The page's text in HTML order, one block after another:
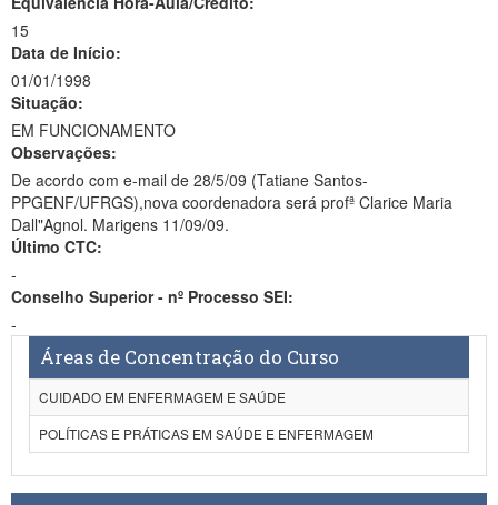
15
Data de Início:
01/01/1998
Situação:
EM FUNCIONAMENTO
Observações:
De acordo com e-mail de 28/5/09 (Tatiane Santos-
PPGENF/UFRGS),nova coordenadora será profª Clarice Maria
Dall"Agnol. Marigens 11/09/09.
Último CTC:
-
Conselho Superior - nº Processo SEI:
-
Áreas de Concentração do Curso
CUIDADO EM ENFERMAGEM E SAÚDE
POLÍTICAS E PRÁTICAS EM SAÚDE E ENFERMAGEM